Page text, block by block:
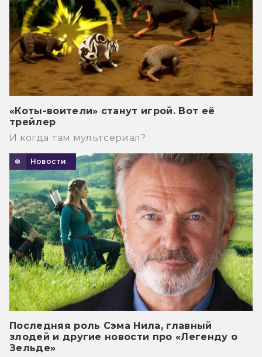
«Коты-воители» станут игрой. Вот её
трейлер
И когда там мультсериал?
Новости
Последняя роль Сэма Нила, главный
злодей и другие новости про «Легенду о
Зельде»